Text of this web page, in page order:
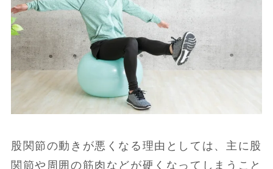
股関節の動きが悪くなる理由としては、主に股
関節や周囲の筋肉などが硬くなってしまうこと